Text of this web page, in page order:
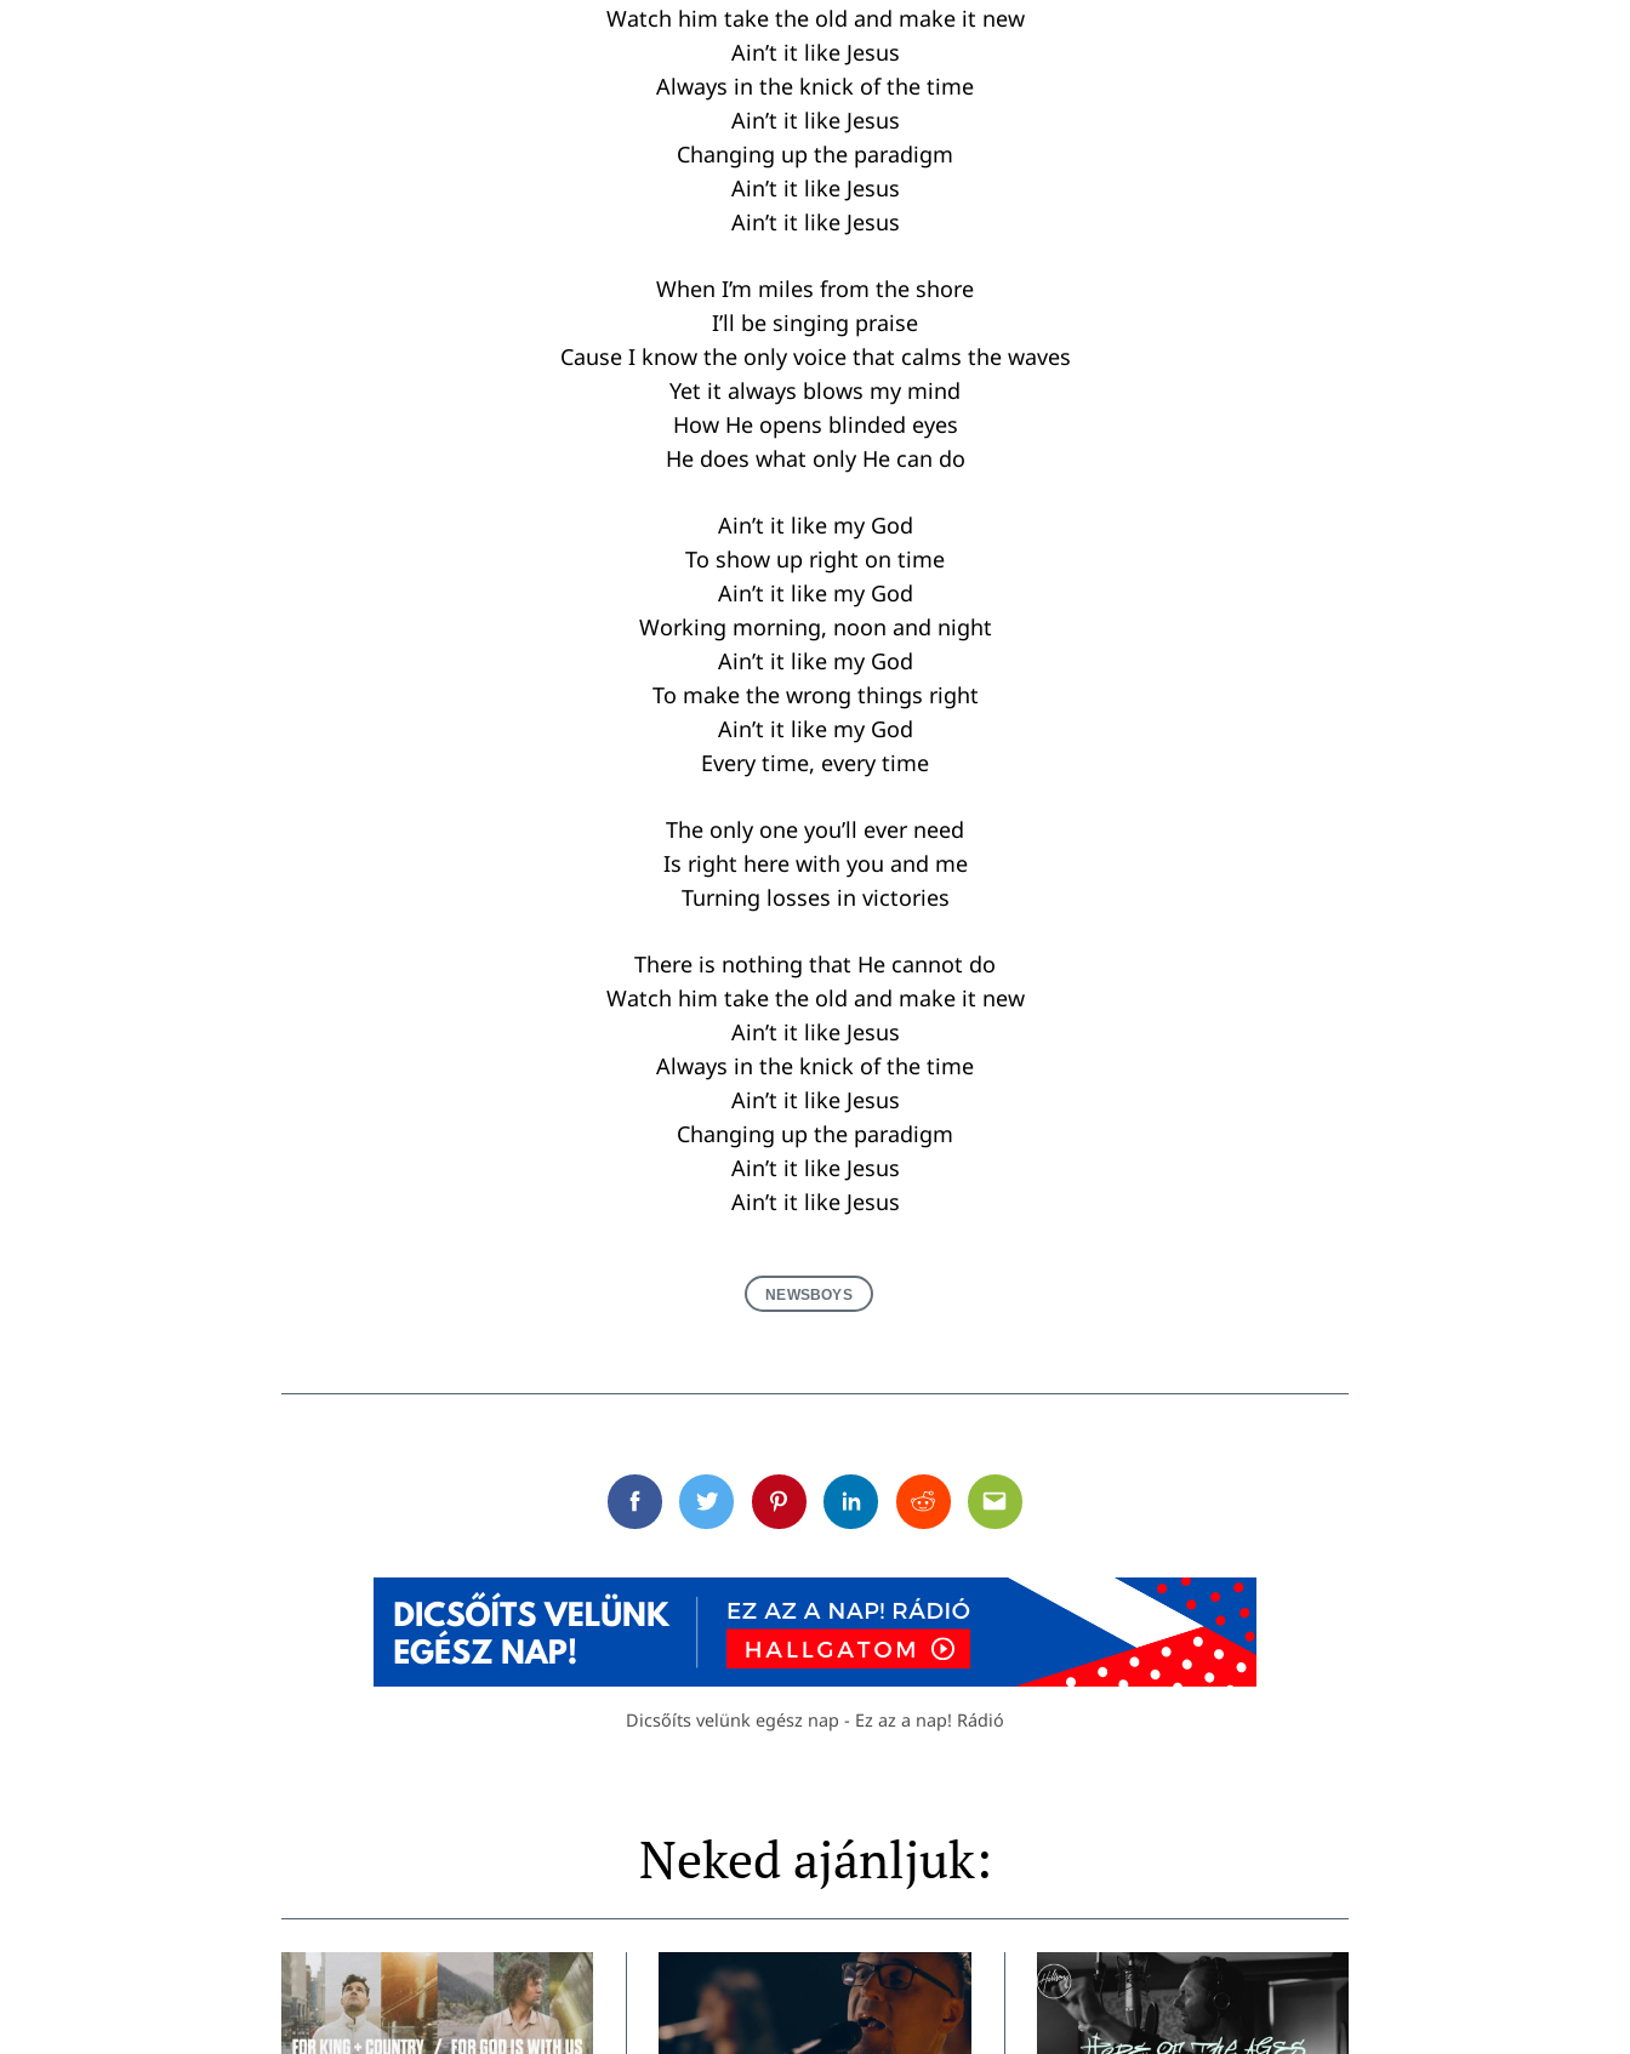
Watch him take the old and make it new
Ain’t it like Jesus
Always in the knick of the time
Ain’t it like Jesus
Changing up the paradigm
Ain’t it like Jesus
Ain’t it like Jesus
When I’m miles from the shore
I’ll be singing praise
Cause I know the only voice that calms the waves
Yet it always blows my mind
How He opens blinded eyes
He does what only He can do
Ain’t it like my God
To show up right on time
Ain’t it like my God
Working morning, noon and night
Ain’t it like my God
To make the wrong things right
Ain’t it like my God
Every time, every time
The only one you’ll ever need
Is right here with you and me
Turning losses in victories
There is nothing that He cannot do
Watch him take the old and make it new
Ain’t it like Jesus
Always in the knick of the time
Ain’t it like Jesus
Changing up the paradigm
Ain’t it like Jesus
Ain’t it like Jesus
NEWSBOYS
FacebookTwitterPinterestLinkedinRedditEmail
Dicsőíts velünk egész nap - Ez az a nap! Rádió
Neked ajánljuk: